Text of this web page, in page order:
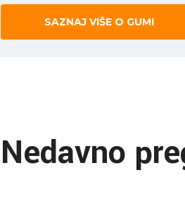
SAZNAJ VIŠE O GUMI
Nedavno